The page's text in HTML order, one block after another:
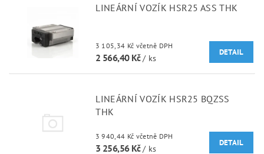
LINEÁRNÍ VOZÍK HSR25 ASS THK
3 105,34 Kč včetně DPH
2 566,40 Kč/ ks
DETAIL
LINEÁRNÍ VOZÍK HSR25 BQZSS
THK
3 940,44 Kč včetně DPH
3 256,56 Kč/ ks
DETAIL